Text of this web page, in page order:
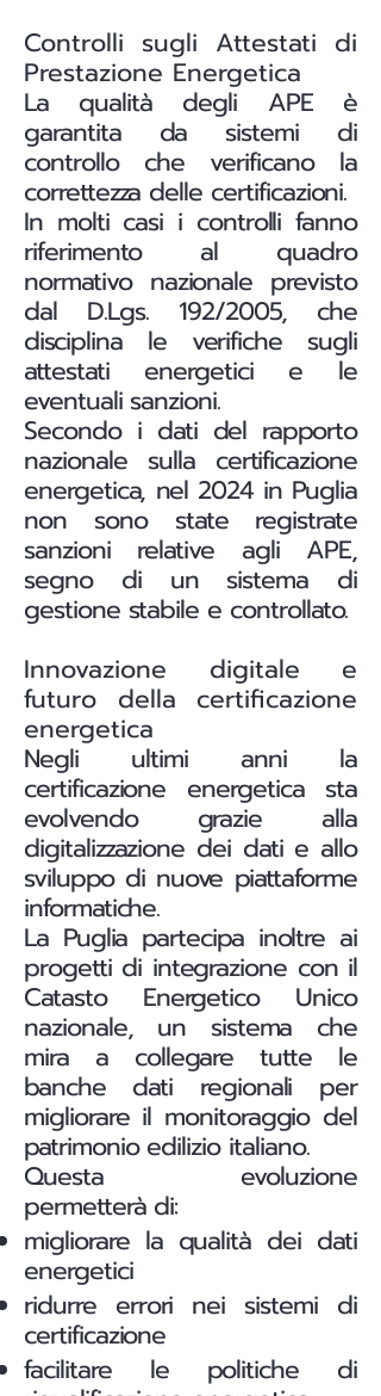
Controlli sugli Attestati di
Prestazione Energetica
La qualità degli APE è
garantita da sistemi di
controllo che verificano la
correttezza delle certificazioni.
In molti casi i controlli fanno
riferimento al quadro
normativo nazionale previsto
dal D.Lgs. 192/2005, che
disciplina le verifiche sugli
attestati energetici e le
eventuali sanzioni.
Secondo i dati del rapporto
nazionale sulla certificazione
energetica, nel 2024 in Puglia
non sono state registrate
sanzioni relative agli APE,
segno di un sistema di
gestione stabile e controllato.
Innovazione digitale e
futuro della certificazione
energetica
Negli ultimi anni la
certificazione energetica sta
evolvendo grazie alla
digitalizzazione dei dati e allo
sviluppo di nuove piattaforme
informatiche.
La Puglia partecipa inoltre ai
progetti di integrazione con il
Catasto Energetico Unico
nazionale, un sistema che
mira a collegare tutte le
banche dati regionali per
migliorare il monitoraggio del
patrimonio edilizio italiano.
Questa evoluzione
permetterà di:
migliorare la qualità dei dati
energetici
ridurre errori nei sistemi di
certificazione
facilitare le politiche di